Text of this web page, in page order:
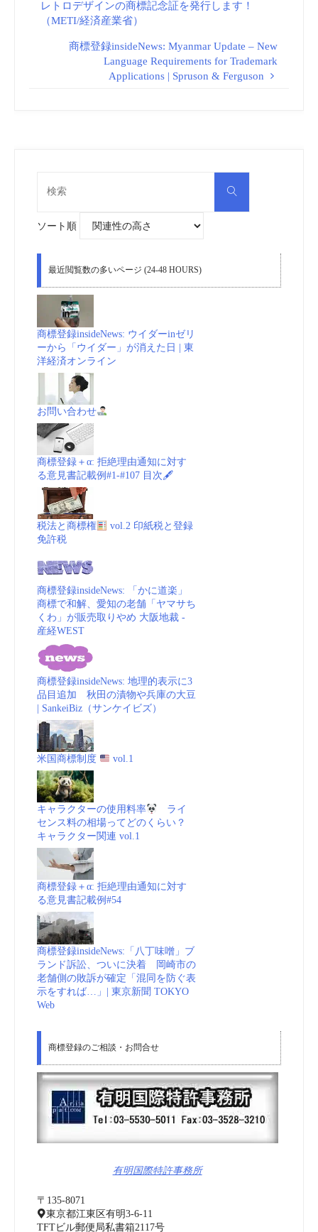
レトロデザインの商標記念証を発行します！
（METI/経済産業省）
商標登録insideNews: Myanmar Update – New
Language Requirements for Trademark
Applications | Spruson & Ferguson
検
ソート順
最近閲覧数の多いページ (24-48 HOURS)
商標登録insideNews: ウイダーinゼリ
ーから「ウイダー」が消えた日 | 東
洋経済オンライン
お問い合わせ
商標登録＋α: 拒絶理由通知に対す
る意見書記載例#1-#107 目次🖋
税法と商標権
vol.2 印紙税と登録
免許税
商標登録insideNews: 「かに道楽」
商標で和解、愛知の老舗「ヤマサち
くわ」が販売取りやめ 大阪地裁 -
産経WEST
商標登録insideNews: 地理的表示に3
品目追加 秋田の漬物や兵庫の大豆
| SankeiBiz（サンケイビズ）
米国商標制度 vol.1
キャラクターの使用料率
ライ
センス料の相場ってどのくらい？
キャラクター関連 vol.1
商標登録＋α: 拒絶理由通知に対す
る意見書記載例#54
商標登録insideNews:「八丁味噌」ブ
ランド訴訟、ついに決着 岡崎市の
老舗側の敗訴が確定「混同を防ぐ表
示をすれば…」| 東京新聞 TOKYO
Web
商標登録のご相談・お問合せ
有明国際特許事務所
〒135-8071
東京都江東区有明3-6-11
TFTビル郵便局私書箱2117号